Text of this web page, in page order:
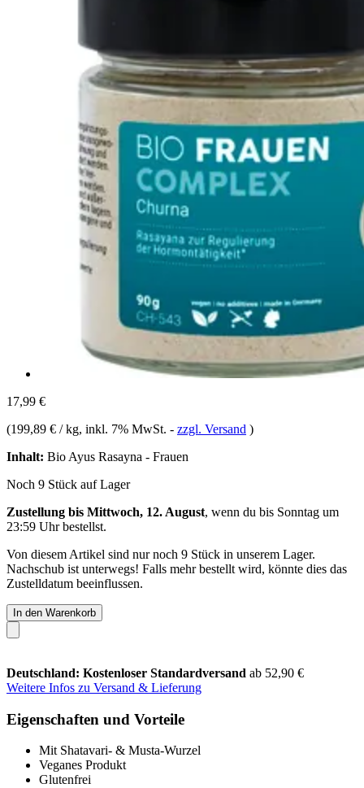
17,99 €
(199,89 € / kg, inkl. 7% MwSt. - zzgl. Versand )
Inhalt: Bio Ayus Rasayna - Frauen
Noch 9 Stück auf Lager
Zustellung bis Mittwoch, 12. August, wenn du bis Sonntag um
23:59 Uhrbestellst.
Von diesem Artikel sind nur noch 9 Stück in unserem Lager.
Nachschub ist unterwegs! Falls mehr bestellt wird, könnte dies das
Zustelldatum beeinflussen.
In den Warenkorb
Deutschland: Kostenloser Standardversand ab 52,90 €
Weitere Infos zu Versand & Lieferung
Eigenschaften und Vorteile
Mit Shatavari- & Musta-Wurzel
Veganes Produkt
Glutenfrei